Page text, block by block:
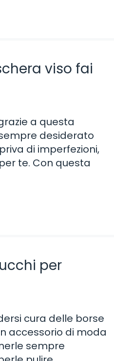
viso fai
a questa
desiderato
di imperfezioni,
te. Con questa
per
cura delle borse
accessorio di moda
sempre